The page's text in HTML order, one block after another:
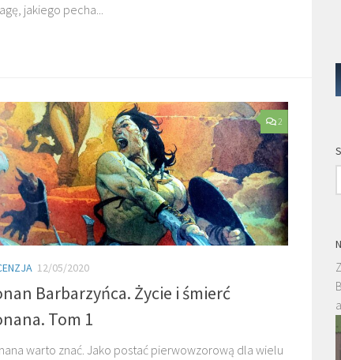
jakiego pecha...
2
12/05/2020
Barbarzyńca. Życie i śmierć
Tom 1
warto znać. Jako postać pierwowzorową dla wielu